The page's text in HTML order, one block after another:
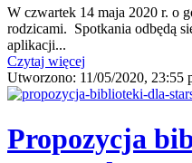
W czwartek 14 maja 2020 r. o
rodzicami. Spotkania odbędą
aplikacji...
Czytaj więcej
Utworzono: 11/05/2020, 23:55
Propozycja